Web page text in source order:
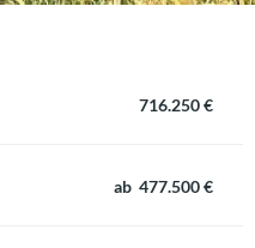
716.250 €
ab 477.500 €